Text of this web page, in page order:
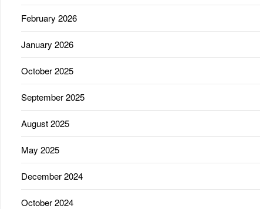
February 2026
January 2026
October 2025
September 2025
August 2025
May 2025
December 2024
October 2024